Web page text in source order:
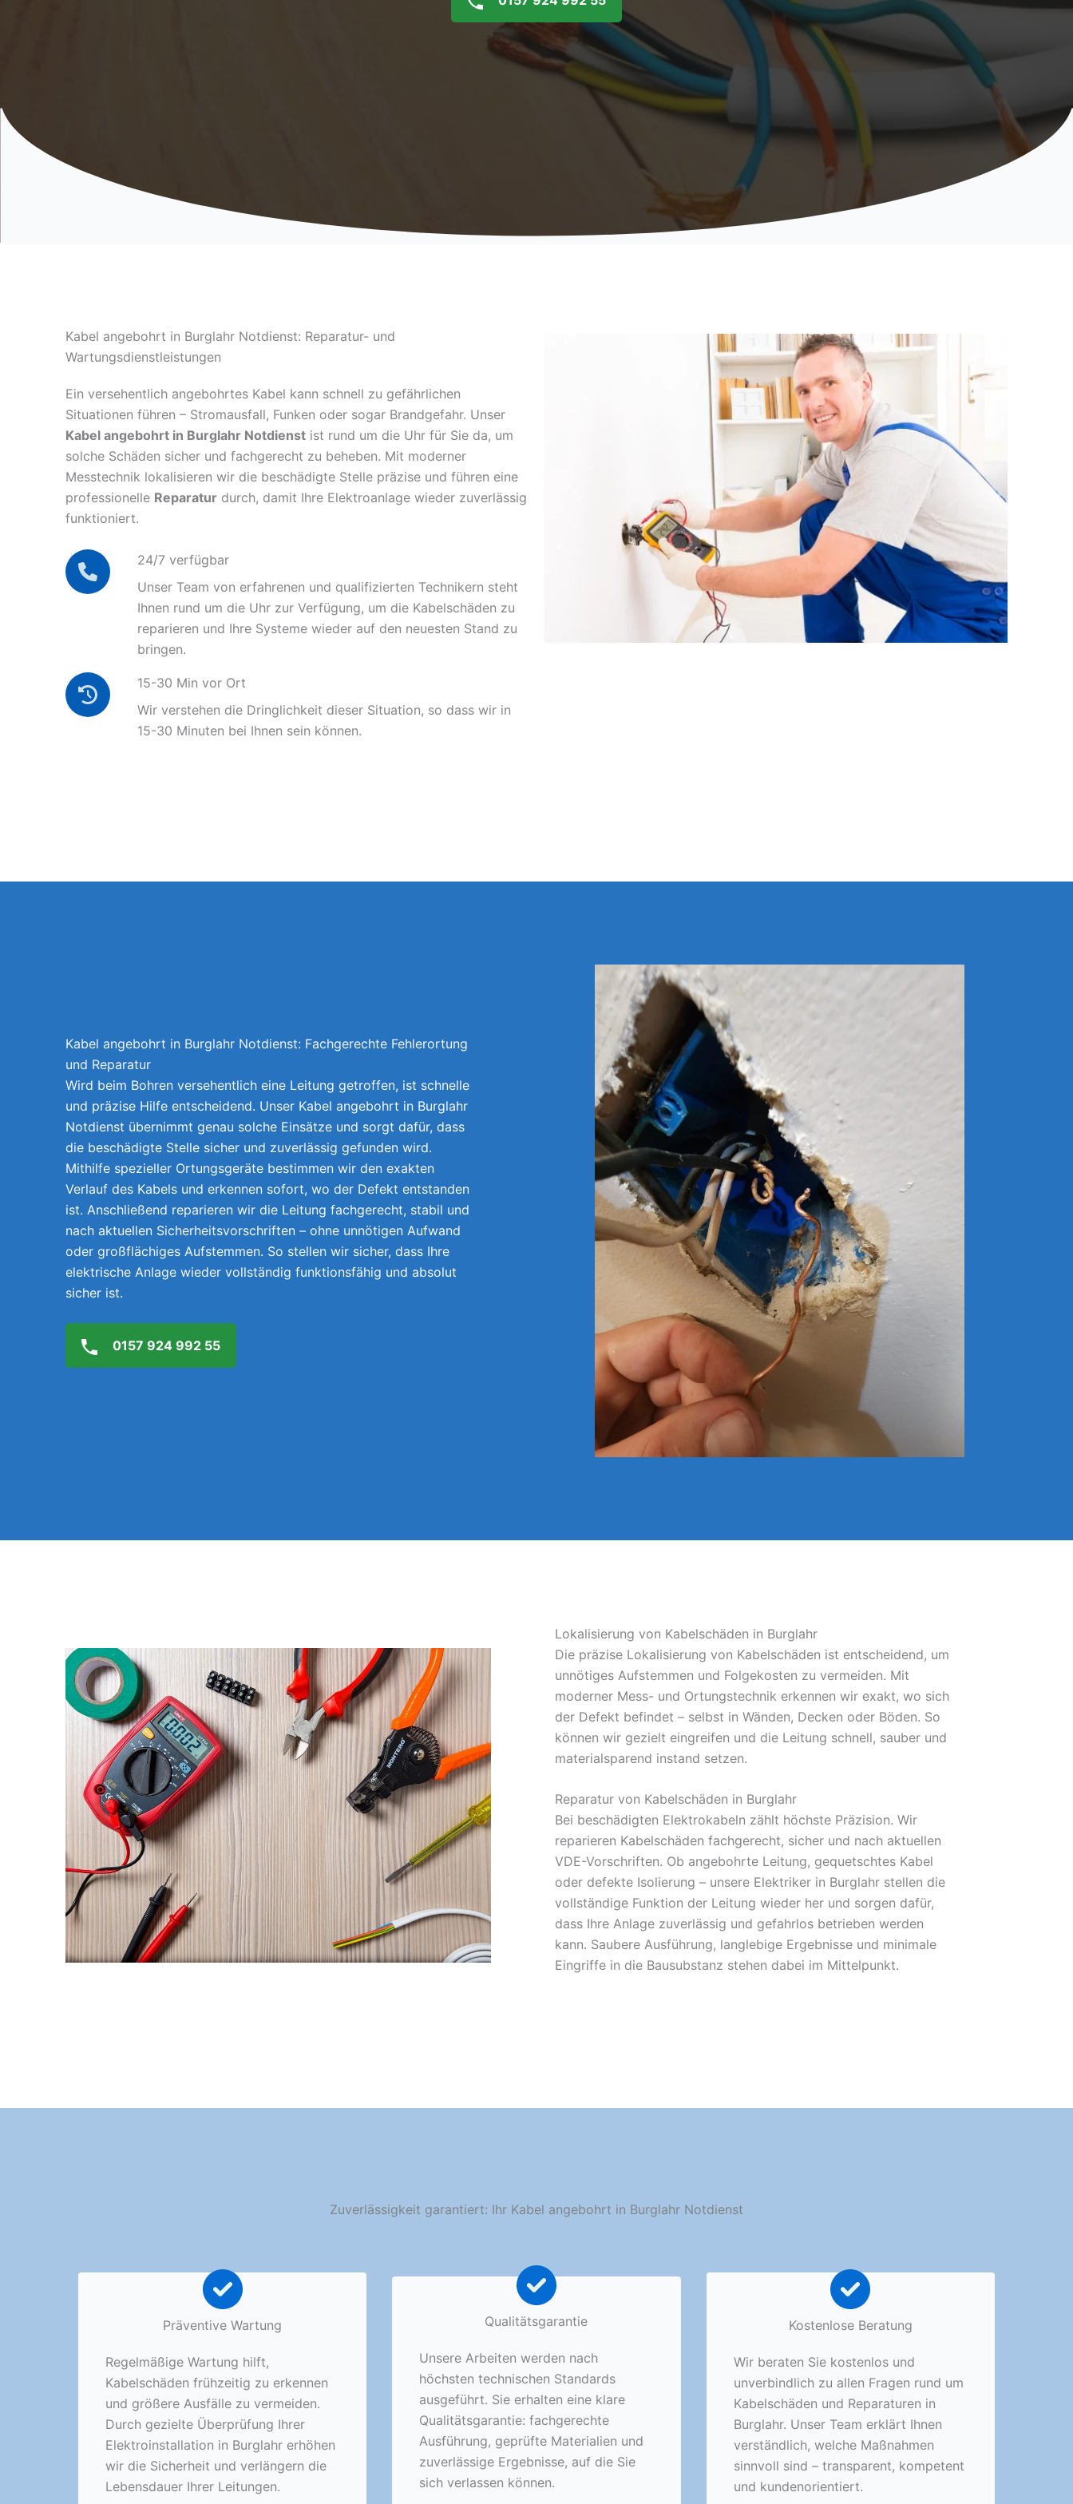
Kabel angebohrt in Burglahr Notdienst: Reparatur- und
Wartungsdienstleistungen
Ein versehentlich angebohrtes Kabel kann schnell zu gefährlichen
Situationen führen – Stromausfall, Funken oder sogar Brandgefahr. Unser
Kabel angebohrt in Burglahr Notdienst ist rund um die Uhr für Sie da, um
solche Schäden sicher und fachgerecht zu beheben. Mit moderner
Messtechnik lokalisieren wir die beschädigte Stelle präzise und führen eine
professionelle Reparatur durch, damit Ihre Elektroanlage wieder zuverlässig
funktioniert.
24/7 verfügbar
Unser Team von erfahrenen und qualifizierten Technikern steht
Ihnen rund um die Uhr zur Verfügung, um die Kabelschäden zu
reparieren und Ihre Systeme wieder auf den neuesten Stand zu
bringen.
15-30 Min vor Ort
Wir verstehen die Dringlichkeit dieser Situation, so dass wir in
15-30 Minuten bei Ihnen sein können.
Kabel angebohrt in Burglahr Notdienst: Fachgerechte Fehlerortung
und Reparatur
Wird beim Bohren versehentlich eine Leitung getroffen, ist schnelle
und präzise Hilfe entscheidend. Unser Kabel angebohrt in Burglahr
Notdienst übernimmt genau solche Einsätze und sorgt dafür, dass
die beschädigte Stelle sicher und zuverlässig gefunden wird.
Mithilfe spezieller Ortungsgeräte bestimmen wir den exakten
Verlauf des Kabels und erkennen sofort, wo der Defekt entstanden
ist. Anschließend reparieren wir die Leitung fachgerecht, stabil und
nach aktuellen Sicherheitsvorschriften – ohne unnötigen Aufwand
oder großflächiges Aufstemmen. So stellen wir sicher, dass Ihre
elektrische Anlage wieder vollständig funktionsfähig und absolut
sicher ist.
0157 924 992 55
Lokalisierung von Kabelschäden in Burglahr
Die präzise Lokalisierung von Kabelschäden ist entscheidend, um
unnötiges Aufstemmen und Folgekosten zu vermeiden. Mit
moderner Mess- und Ortungstechnik erkennen wir exakt, wo sich
der Defekt befindet – selbst in Wänden, Decken oder Böden. So
können wir gezielt eingreifen und die Leitung schnell, sauber und
materialsparend instand setzen.
Reparatur von Kabelschäden in Burglahr
Bei beschädigten Elektrokabeln zählt höchste Präzision. Wir
reparieren Kabelschäden fachgerecht, sicher und nach aktuellen
VDE-Vorschriften. Ob angebohrte Leitung, gequetschtes Kabel
oder defekte Isolierung – unsere Elektriker in Burglahr stellen die
vollständige Funktion der Leitung wieder her und sorgen dafür,
dass Ihre Anlage zuverlässig und gefahrlos betrieben werden
kann. Saubere Ausführung, langlebige Ergebnisse und minimale
Eingriffe in die Bausubstanz stehen dabei im Mittelpunkt.
Zuverlässigkeit garantiert: Ihr Kabel angebohrt in Burglahr Notdienst
Präventive Wartung
Regelmäßige Wartung hilft,
Kabelschäden frühzeitig zu erkennen
und größere Ausfälle zu vermeiden.
Durch gezielte Überprüfung Ihrer
Elektroinstallation in Burglahr erhöhen
wir die Sicherheit und verlängern die
Lebensdauer Ihrer Leitungen.
Qualitätsgarantie
Unsere Arbeiten werden nach
höchsten technischen Standards
ausgeführt. Sie erhalten eine klare
Qualitätsgarantie: fachgerechte
Ausführung, geprüfte Materialien und
zuverlässige Ergebnisse, auf die Sie
sich verlassen können.
Kostenlose Beratung
Wir beraten Sie kostenlos und
unverbindlich zu allen Fragen rund um
Kabelschäden und Reparaturen in
Burglahr. Unser Team erklärt Ihnen
verständlich, welche Maßnahmen
sinnvoll sind – transparent, kompetent
und kundenorientiert.